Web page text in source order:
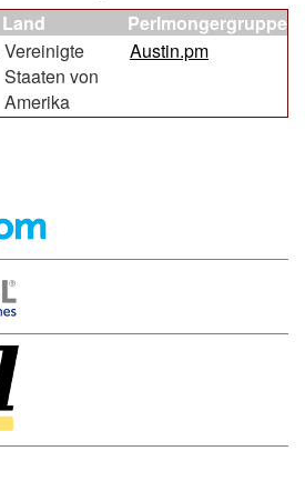
Land
Perlmongergruppe
Vereinigte
Staaten von
Amerika
Austin.pm